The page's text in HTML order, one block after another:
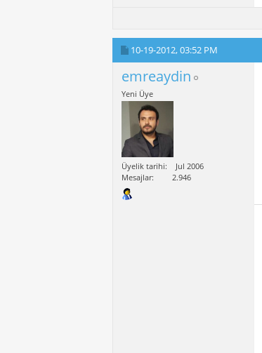
10-19-2012,03:52 PM
emreaydin
Yeni Üye
Üyelik tarihi
Jul 2006
Mesajlar
2.946